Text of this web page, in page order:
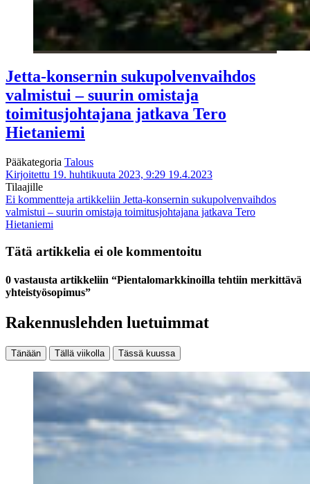
Jetta-konsernin sukupolvenvaihdos
valmistui – suurin omistaja
toimitusjohtajana jatkava Tero
Hietaniemi
Pääkategoria Talous
Kirjoitettu 19. huhtikuuta 2023, 9:29 19.4.2023
Tilaajille
Ei kommentteja artikkeliin Jetta-konsernin sukupolvenvaihdos
valmistui – suurin omistaja toimitusjohtajana jatkava Tero
Hietaniemi
Tätä artikkelia ei ole kommentoitu
0 vastausta artikkeliin “Pientalomarkkinoilla tehtiin merkittävä
yhteistyösopimus”
Rakennuslehden luetuimmat
Tänään Tällä viikolla Tässä kuussa